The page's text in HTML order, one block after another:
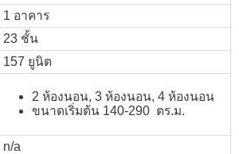
1 อาคาร
23 ชั้น
157 ยูนิต
2 ห้องนอน, 3 ห้องนอน, 4 ห้องนอน
ขนาดเริ่มต้น 140-290 ตร.ม.
n/a